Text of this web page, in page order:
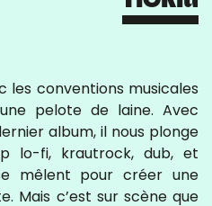
les conventions musicales
pelote de laine. Avec
album, il nous plonge
lo-fi, krautrock, dub, et
mêlent pour créer une
Mais c’est sur scène que